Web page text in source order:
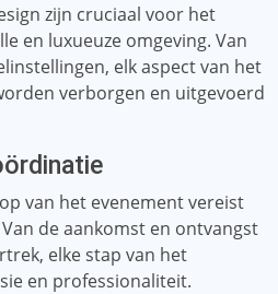
zijn cruciaal voor het
en luxueuze omgeving. Van
elk aspect van het
verborgen en uitgevoerd
van het evenement vereist
de aankomst en ontvangst
elke stap van het
en professionaliteit.